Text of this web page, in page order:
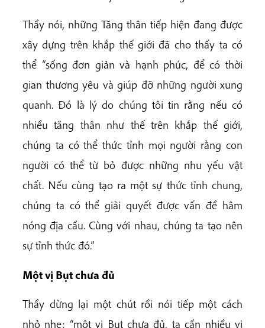
Thầy nói, những Tăng thân tiếp hiện đang được
xây dựng trên khắp thế giới đã cho thấy ta có
thể “sống đơn giản và hạnh phúc, để có thời
gian thương yêu và giúp đỡ những người xung
quanh. Đó là lý do chúng tôi tin rằng nếu có
nhiều tăng thân như thế trên khắp thế giới,
chúng ta có thể thức tỉnh mọi người rằng con
người có thể từ bỏ được những nhu yếu vật
chất. Nếu cùng tạo ra một sự thức tỉnh chung,
chúng ta có thể giải quyết được vấn đề hâm
nóng địa cầu. Cùng với nhau, chúng ta tạo nên
sự tỉnh thức đó.”
Một vị Bụt chưa đủ
Thầy dừng lại một chút rồi nói tiếp một cách
nhỏ nhẹ: “một vị Bụt chưa đủ, ta cần nhiều vị